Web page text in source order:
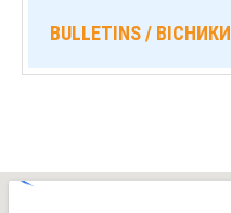
BULLETINS / ВІСНИКИ